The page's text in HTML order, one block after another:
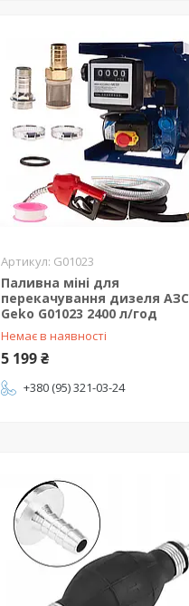
G01023
Паливна міні для
перекачування дизеля АЗС
Geko G01023 2400 л/год
Немає в наявності
5 199 ₴
+380 (95) 321-03-24